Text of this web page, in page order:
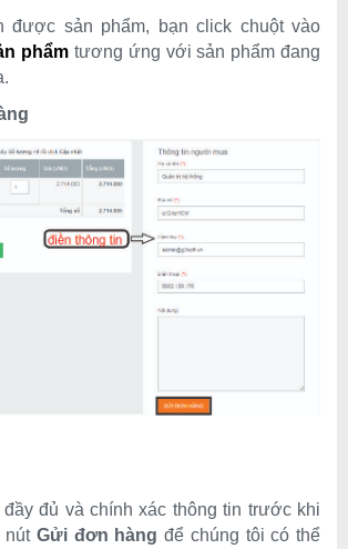
được sản phẩm, bạn click chuột vào
phẩm tương ứng với sản phẩmđang
đủ và chính xác thông tin trước khi
nút Gửi đơn hàng để chúng tôi có thể